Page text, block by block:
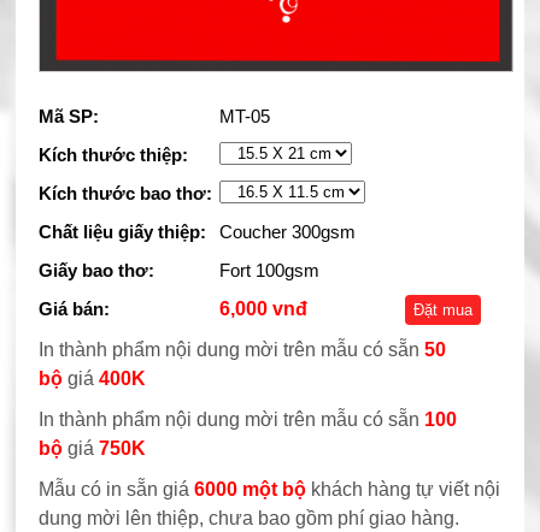
Mã SP:
MT-05
Kích thước thiệp:
Kích thước bao thơ:
Chất liệu giấy thiệp:
Coucher 300gsm
Giấy bao thơ:
Fort 100gsm
Giá bán:
6,000 vnđ Đặt mua
In thành phẩm nội dung mời trên mẫu có sẵn 50
bộgiá 400K
In thành phẩm nội dung mời trên mẫu có sẵn 100
bộgiá 750K
Mẫu có in sẵn giá 6000 một bộkhách hàng tự viết nội
dung mời lên thiệp, chưa bao gồm phí giao hàng.